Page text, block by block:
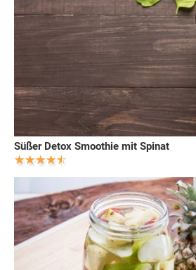
Süßer Detox Smoothie mit Spinat